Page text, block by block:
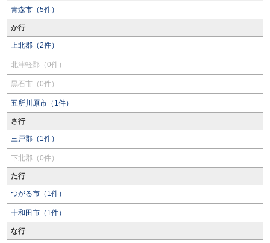
青森市（5件）
か行
上北郡（2件）
北津軽郡（0件）
黒石市（0件）
五所川原市（1件）
さ行
三戸郡（1件）
下北郡（0件）
た行
つがる市（1件）
十和田市（1件）
な行